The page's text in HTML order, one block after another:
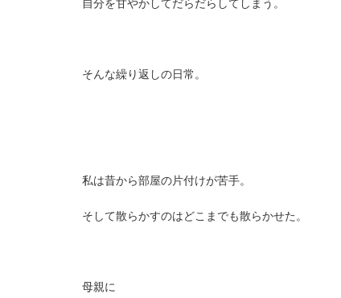
自分を甘やかしてだらだらしてしまう。
そんな繰り返しの日常。
私は昔から部屋の片付けが苦手。
そして散らかすのはどこまでも散らかせた。
母親に